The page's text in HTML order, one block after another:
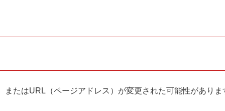
たはURL（ページアドレス）が変更された可能性がありま